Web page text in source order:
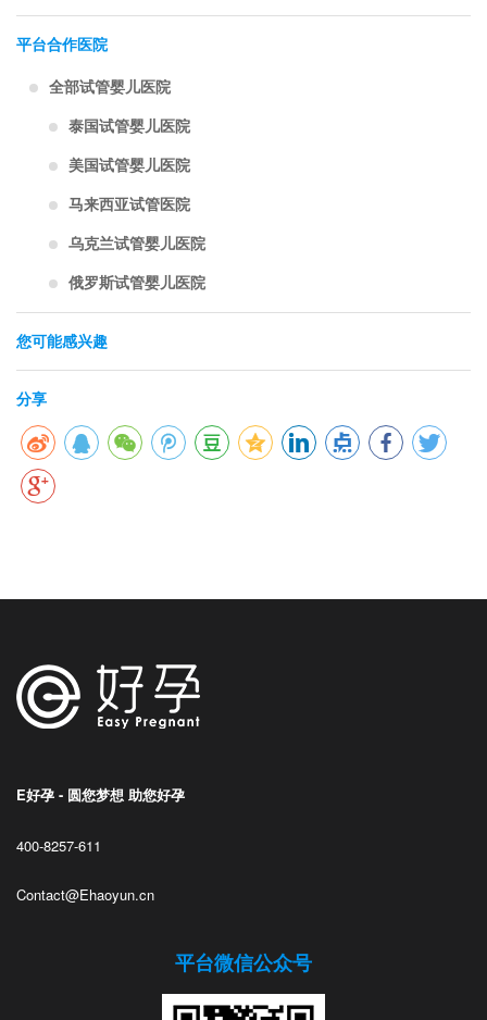
平台合作医院
全部试管婴儿医院
泰国试管婴儿医院
美国试管婴儿医院
马来西亚试管医院
乌克兰试管婴儿医院
俄罗斯试管婴儿医院
您可能感兴趣
分享
E好孕 - 圆您梦想 助您好孕
400-8257-611
Contact@Ehaoyun.cn
平台微信公众号